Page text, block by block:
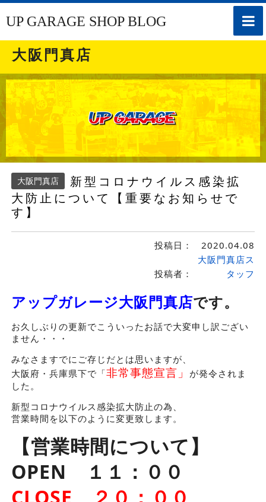
toggle
UP GARAGE SHOP BLOG
大阪門真店
大阪門真店
新型コロナウイルス感染拡
大防止について【重要なお知らせで
す】
投稿日： 2020.04.08
投稿者：
大阪門真店ス
タッフ
アップガレージ大阪門真店です。
お久しぶりの更新でこういったお話で大変申し訳ござい
ません・・・
みなさますでにご存じだとは思いますが、
大阪府・兵庫県下で「非常事態宣言」
が発令されま
した。
新型コロナウイルス感染拡大防止の為、
営業時間を以下のように変更致します。
【営業時間について】
OPEN １１：００